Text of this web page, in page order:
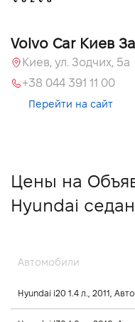
Volvo Car Киев
Киев, ул. Зодчих, 5а
+38 044 391 11 00
Перейти на сайт
Цены на
Hyundai
Автомобили
Hyundai i20 1.4 л., 2011,